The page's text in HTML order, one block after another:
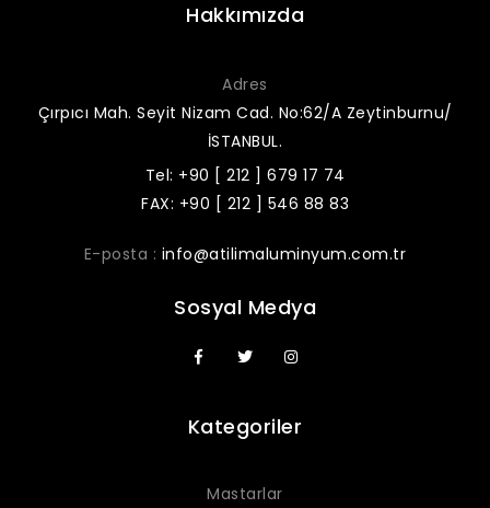
Hakkımızda
Adres
Çırpıcı Mah. Seyit Nizam Cad. No:62/A Zeytinburnu/
İSTANBUL.
Tel: +90 [ 212 ] 679 17 74
FAX: +90 [ 212 ] 546 88 83
E-posta : info@atilimaluminyum.com.tr
Sosyal Medya
Kategoriler
Mastarlar